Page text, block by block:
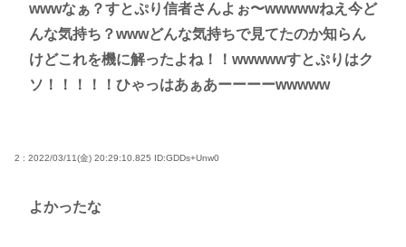
樹里と中学生のカーセクロス完全版。新事実発見し
た。
高市早苗「寝てない」それは分かったが「徹夜した
ので辛くて宿題やってません」って言う奴高市早苗
高市早苗さん、憧れのバンドを官邸に招き、自身の
wwwなぁ？すとぷり信者さんよぉ〜wwwwwねえ今ど
んな気持ち？wwwどんな気持ちで見てたのか知らん
けどこれを機に解ったよね！！wwwwwすとぷりはク
ソ！！！！！ひゃっはあぁあーーーーwwwww
2 : 2022/03/11(金) 20:29:10.825 ID:GDDs+Unw0
よかったな